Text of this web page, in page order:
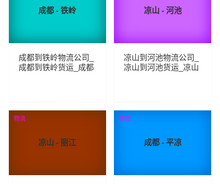
成都 - 铁岭
成都到铁岭物流公司_
成都到铁岭货运_成都
229 查看详细
凉山 - 河池
凉山到河池物流公司_
凉山到河池货运_凉山
204 查看详细
凉山 - 丽江
物流
成都 - 平凉
物流